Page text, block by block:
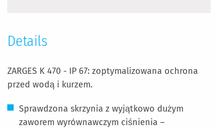
Details
ZARGES K 470 - IP 67: zoptymalizowana ochrona
przed wodą i kurzem.
Sprawdzona skrzynia z wyjątkowo dużym
zaworem wyrównawczym ciśnienia –